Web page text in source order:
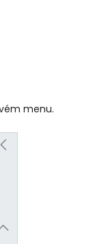
menu.